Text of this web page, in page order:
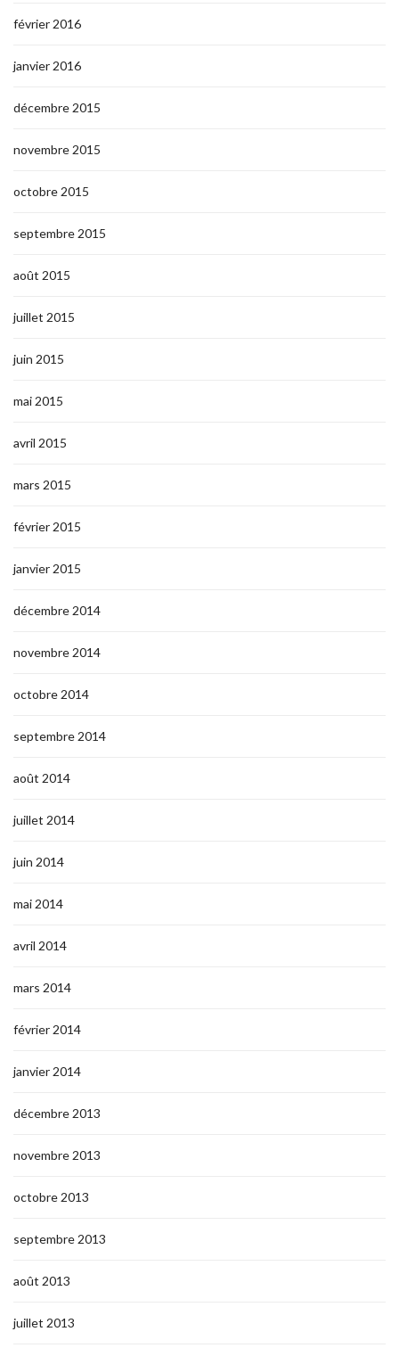
février 2016
janvier 2016
décembre 2015
novembre 2015
octobre 2015
septembre 2015
août 2015
juillet 2015
juin 2015
mai 2015
avril 2015
mars 2015
février 2015
janvier 2015
décembre 2014
novembre 2014
octobre 2014
septembre 2014
août 2014
juillet 2014
juin 2014
mai 2014
avril 2014
mars 2014
février 2014
janvier 2014
décembre 2013
novembre 2013
octobre 2013
septembre 2013
août 2013
juillet 2013